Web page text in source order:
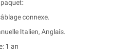
connexe.
Italien, Anglais.
1 an